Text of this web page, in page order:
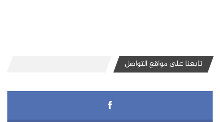
تابعنا على مواقع التواصل